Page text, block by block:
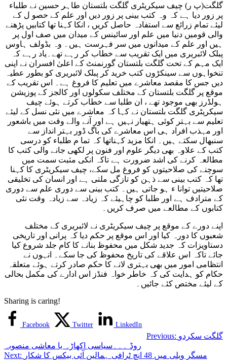
گلگت(پ ر) چیف سیکریٹری گلگت بلتستان طاہر حسین نے طلباء
پر زور دیا ہے کہ وہ کتب بینی پر زور دیں اور علم کے حصو ل کے
لیئے تمام زرائع سے استفادہ حاصل کریں ، انکا کہنا تھا کتابیں پڑھنے
والی قومیں دنیا میں علم اور سائینس کے میدان میں صف اول پر
ہیں اور علم کے میدانوں میں سر فہرست ہیں۔ وہ بڈولف ہاوس
پبلک لائبریری میں ایک تقریب سے خطاب کر رہے تھے۔یاد رہے کہ
ایک مہم کے تحت گلگت بلتستان گورنمنٹ کے اعلیٰ افسران نے اپنی
تنخواہوں سے سینکڑوں کتب خرید کر پبلک لائبریری کو بطور عطیہ
دیں جس کا مقصد معاشرے میں تعلیم کا فروغ ہے۔ اس تقریب کے
موقع پر گلگت بلتستان کے مختلف سکولوں اور کالجز کے پوزیشن
ہولڈرز بھی موجود تھے ، ان طلبا سے خطاب کرتے ہوئے چیف
سیکریٹری گلگت بلتستان نے کہا کہ معاشرے میں نئی نسل کے لیئے
تعلیم سے بہتر کوئی ہتھیار نہیں ہے اور آنے والے وقت میں باشعور
اور مہذب افراد ہی اس معاشرے کی باگ ڈور بہتر انداز سے
سنبھال سکتے ہیں۔ انکا مزید کہناتھا کہ تما م طلباء کو درسی
کتب کے علاوہ بھی دیگر علوم اور فنون پر لکھی جانے والی کتب کا
مطالعہ کرنے کی اشد ضرورت ہے تاکہ انکی مثبت سمت میں
سوچنے کی صلاحیتوں کو فروغ مل سکے، چیف سیکریٹری کا کہنا
تھا کہ کتب بینی سے ذہن کو تازگی ملتی ہے اور انسان کی تخلیقی
صلاحیتیں توانا ء ہو جاتی ہیں۔ کتب بینی سے دوری علم سے دوری
کے مترادف ہے اور طلبا کو چاہیئے کہ زیادہ سے زیادہ وقت نئی
کتابوں کے مطالعے میں صرف کریں۔
اپنے دورے کے موقع پر چیف سیکریٹری نے لائبریری کے مختلف
شعبوں کا دورہ کیا اور اس موقع پر حکم دیا کہ پرانی اور تاریخی
دستاویزات کہ جدید شکل میں محفوظ بنانے کا کام جلد شروع کیا
جائے تاکہ اس علاقے کی تاریخ محفوظ کی جا سکے۔ انہوں نے
انتظامی امور میں بھی بہتری لانے کا حکم صادر کرتے ہوئے متعلقہ
حکام کو ہدایت کی کہ خاطر خواہ فنڈز اس ادارے کی مکمل بحالی
کے لیئے مختص کئے جائیں۔
Sharing is caring!
Facebook Twitter LinkedIn
Previous:
روڈ ۔۔۔سیاسی اکھاڑہ یا معاشی منصوبہ
Next:
مسگر ویلی میں 48 انچ ٹرافی ہمالین آئی بیکس کا شکار